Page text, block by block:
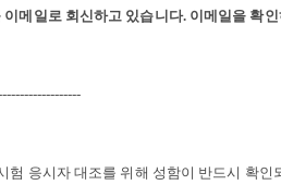
메일로 회신하고 있습니다. 이메일을 확
험 응시자 대조를 위해 성함이 반드시 확인